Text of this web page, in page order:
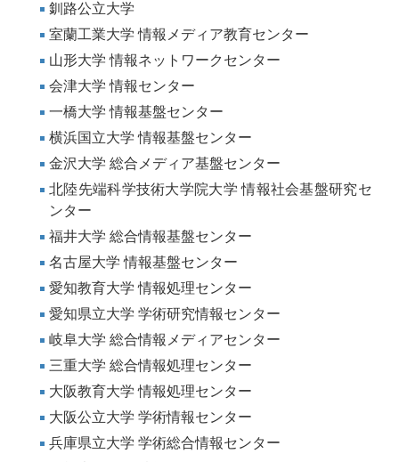
釧路公立大学
室蘭工業大学 情報メディア教育センター
山形大学 情報ネットワークセンター
会津大学 情報センター
一橋大学 情報基盤センター
横浜国立大学 情報基盤センター
金沢大学 総合メディア基盤センター
北陸先端科学技術大学院大学 情報社会基盤研究セ
ンター
福井大学 総合情報基盤センター
名古屋大学 情報基盤センター
愛知教育大学 情報処理センター
愛知県立大学 学術研究情報センター
岐阜大学 総合情報メディアセンター
三重大学 総合情報処理センター
大阪教育大学 情報処理センター
大阪公立大学 学術情報センター
兵庫県立大学 学術総合情報センター